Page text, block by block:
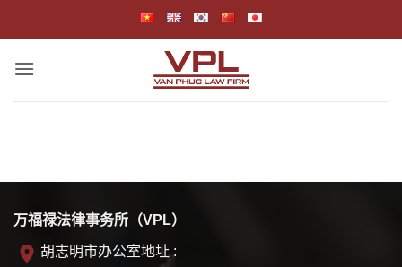
万福禄法律事务所（VPL）
胡志明市办公室地址 :